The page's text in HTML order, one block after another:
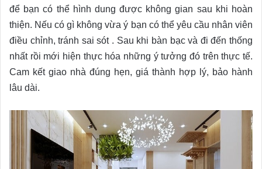
để bạn có thể hình dung được không gian sau khi hoàn
thiện. Nếu có gì không vừa ý bạn có thể yêu cầu nhân viên
điều chỉnh, tránh sai sót . Sau khi bàn bạc và đi đến thống
nhất rồi mới hiện thực hóa những ý tưởng đó trên thực tế.
Cam kết giao nhà đúng hẹn, giá thành hợp lý, bảo hành
lâu dài.